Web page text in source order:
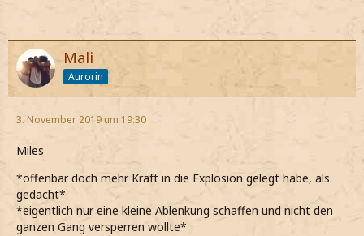
Mali
Aurorin
3. November 2019 um 19:30
Miles
*offenbar doch mehr Kraft in die Explosion gelegt habe, als
gedacht*
*eigentlich nur eine kleine Ablenkung schaffen und nicht den
ganzen Gang versperren wollte*